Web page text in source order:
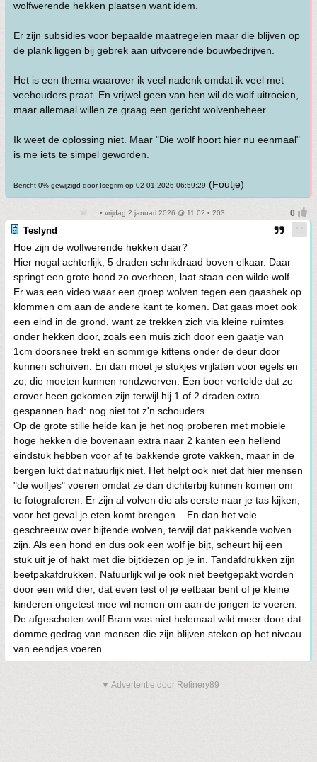
wolfwerende hekken plaatsen want idem.
Er zijn subsidies voor bepaalde maatregelen maar die blijven op
de plank liggen bij gebrek aan uitvoerende bouwbedrijven.
Het is een thema waarover ik veel nadenk omdat ik veel met
veehouders praat. En vrijwel geen van hen wil de wolf uitroeien,
maar allemaal willen ze graag een gericht wolvenbeheer.
Ik weet de oplossing niet. Maar "Die wolf hoort hier nu eenmaal"
is me iets te simpel geworden.
Bericht 0% gewijzigd door Isegrim op 02-01-2026 06:59:29 (Foutje)
• vrijdag 2 januari 2026 @ 11:02 • 203
Teslynd
Hoe zijn de wolfwerende hekken daar?
Hier nogal achterlijk; 5 draden schrikdraad boven elkaar. Daar
springt een grote hond zo overheen, laat staan een wilde wolf.
Er was een video waar een groep wolven tegen een gaashek op
klommen om aan de andere kant te komen. Dat gaas moet ook
een eind in de grond, want ze trekken zich via kleine ruimtes
onder hekken door, zoals een muis zich door een gaatje van
1cm doorsnee trekt en sommige kittens onder de deur door
kunnen schuiven. En dan moet je stukjes vrijlaten voor egels en
zo, die moeten kunnen rondzwerven. Een boer vertelde dat ze
erover heen gekomen zijn terwijl hij 1 of 2 draden extra
gespannen had: nog niet tot z'n schouders.
Op de grote stille heide kan je het nog proberen met mobiele
hoge hekken die bovenaan extra naar 2 kanten een hellend
eindstuk hebben voor af te bakkende grote vakken, maar in de
bergen lukt dat natuurlijk niet. Het helpt ook niet dat hier mensen
"de wolfjes" voeren omdat ze dan dichterbij kunnen komen om
te fotograferen. Er zijn al volven die als eerste naar je tas kijken,
voor het geval je eten komt brengen... En dan het vele
geschreeuw over bijtende wolven, terwijl dat pakkende wolven
zijn. Als een hond en dus ook een wolf je bijt, scheurt hij een
stuk uit je of hakt met die bijtkiezen op je in. Tandafdrukken zijn
beetpakafdrukken. Natuurlijk wil je ook niet beetgepakt worden
door een wild dier, dat even test of je eetbaar bent of je kleine
kinderen ongetest mee wil nemen om aan de jongen te voeren.
De afgeschoten wolf Bram was niet helemaal wild meer door dat
domme gedrag van mensen die zijn blijven steken op het niveau
van eendjes voeren.
▼ Advertentie door Refinery89